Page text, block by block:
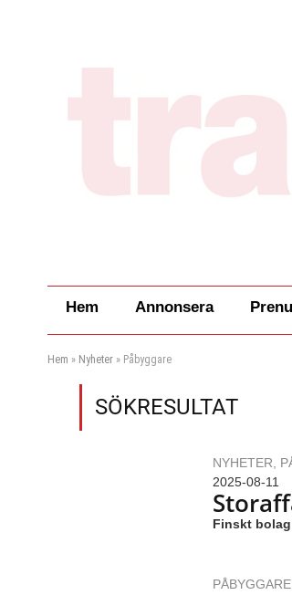
Hem Annonsera
Hem » Nyheter » Påbyggare
SÖKRESULTAT
NYHETER,
2025-08-11
Finskt
PÅBYGGARE